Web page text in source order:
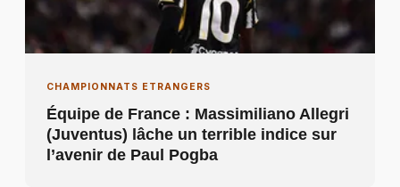
CHAMPIONNATS ETRANGERS
Équipe de France : Massimiliano Allegri
(Juventus) lâche un terrible indice sur
l’avenir de Paul Pogba